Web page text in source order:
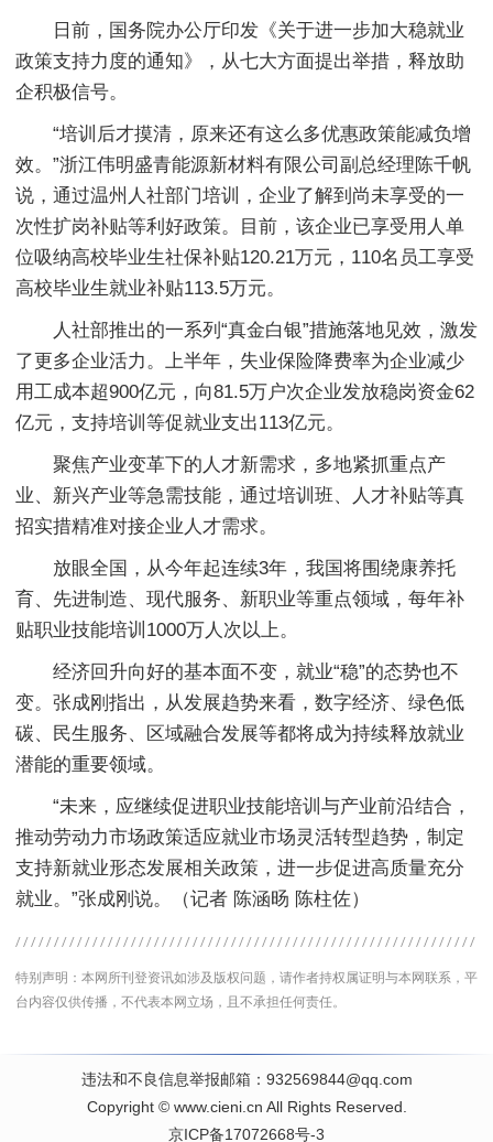
日前，国务院办公厅印发《关于进一步加大稳就业
政策支持力度的通知》，从七大方面提出举措，释放助
企积极信号。
“培训后才摸清，原来还有这么多优惠政策能减负增
效。”浙江伟明盛青能源新材料有限公司副总经理陈千帆
说，通过温州人社部门培训，企业了解到尚未享受的一
次性扩岗补贴等利好政策。目前，该企业已享受用人单
位吸纳高校毕业生社保补贴120.21万元，110名员工享受
高校毕业生就业补贴113.5万元。
人社部推出的一系列“真金白银”措施落地见效，激发
了更多企业活力。上半年，失业保险降费率为企业减少
用工成本超900亿元，向81.5万户次企业发放稳岗资金62
亿元，支持培训等促就业支出113亿元。
聚焦产业变革下的人才新需求，多地紧抓重点产
业、新兴产业等急需技能，通过培训班、人才补贴等真
招实措精准对接企业人才需求。
放眼全国，从今年起连续3年，我国将围绕康养托
育、先进制造、现代服务、新职业等重点领域，每年补
贴职业技能培训1000万人次以上。
经济回升向好的基本面不变，就业“稳”的态势也不
变。张成刚指出，从发展趋势来看，数字经济、绿色低
碳、民生服务、区域融合发展等都将成为持续释放就业
潜能的重要领域。
“未来，应继续促进职业技能培训与产业前沿结合，
推动劳动力市场政策适应就业市场灵活转型趋势，制定
支持新就业形态发展相关政策，进一步促进高质量充分
就业。”张成刚说。（记者 陈涵旸 陈柱佐）
特别声明：本网所刊登资讯如涉及版权问题，请作者持权属证明与本网联系，平
台内容仅供传播，不代表本网立场，且不承担任何责任。
违法和不良信息举报邮箱：932569844@qq.com
Copyright© www.cieni.cn All Rights Reserved.
京ICP备17072668号-3